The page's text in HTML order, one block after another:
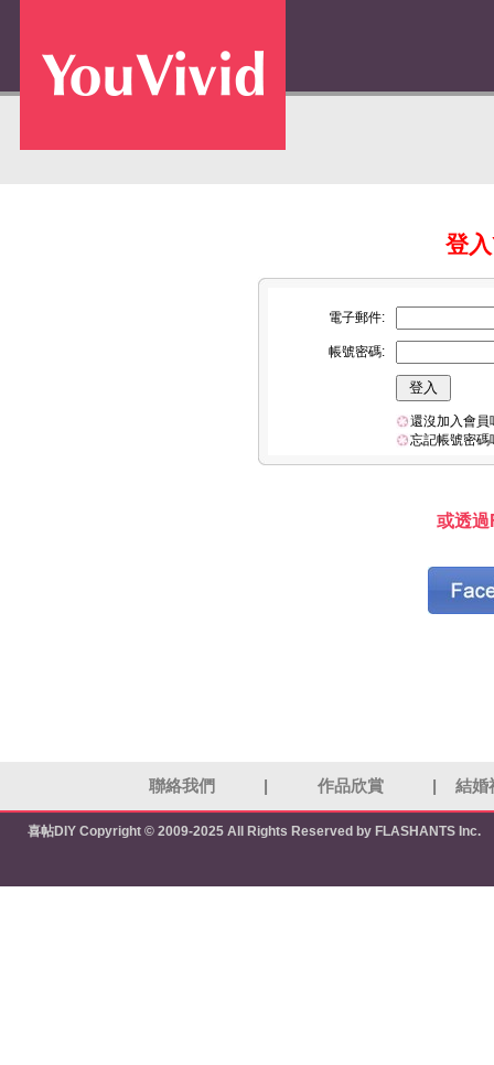
登
電子郵件:
帳號密碼:
還沒加入會
忘記帳號密
或透
聯絡我們 作品欣賞 結婚
喜帖DIY Copyright © 2009-2025 All Rights Reserved by FLASHANTS Inc.